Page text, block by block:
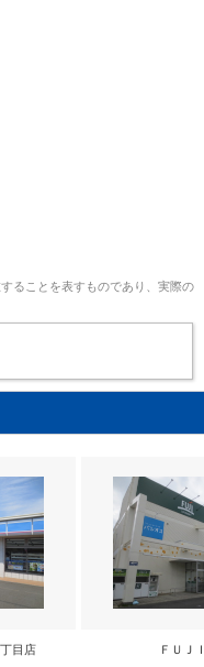
ることを表すものであり、実際の
目店 ＦＵＪ